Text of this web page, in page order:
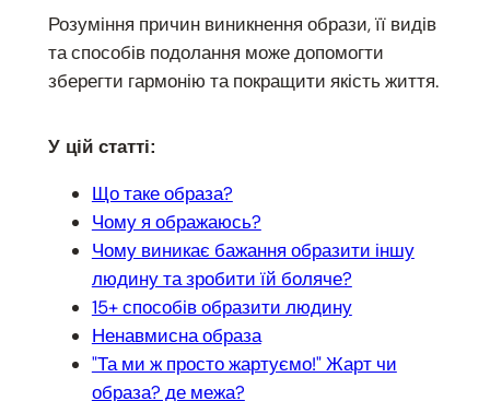
Розуміння причин виникнення образи, її видів
та способів подолання може допомогти
зберегти гармонію та покращити якість життя.
У цій статті:
Що таке образа?
Чому я ображаюсь?
Чому виникає бажання образити іншу
людину та зробити їй боляче?
15+ способів образити людину
Ненавмисна образа
"Та ми ж просто жартуємо!" Жарт чи
образа? де межа?